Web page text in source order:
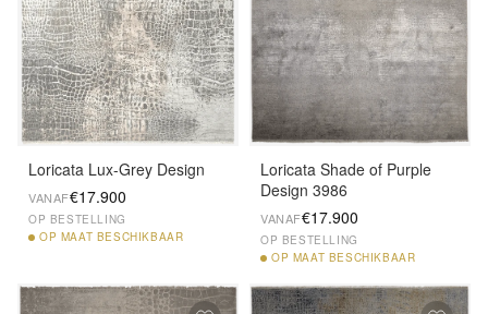
Loricata Lux-Grey Design
VANAF€17.900
OP BESTELLING
OP MAAT BESCHIKBAAR
Loricata Shade of Purple
Design 3986
VANAF€17.900
OP BESTELLING
OP MAAT BESCHIKBAAR